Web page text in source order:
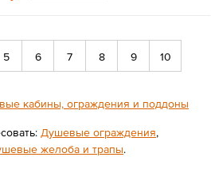
5 6 7 8 9 10
кабины, ограждения и поддоны
Душевые ограждения,
желоба и трапы.